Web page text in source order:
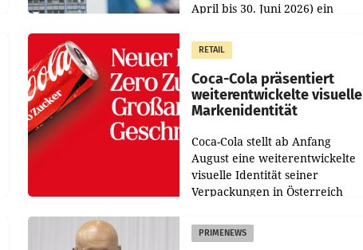
April bis 30. Juni 2026) ein
Der Umsatz stieg im Vergleich
zur Vorjahresperiode
RETAIL
Coca-Cola präsentiert
weiterentwickelte visuelle
Markenidentität
Coca-Cola stellt ab Anfang
August eine weiterentwickelte
visuelle Identität seiner
Verpackungen in Österreich
Redesigns stehen zentrale
Gestaltungselemente
PRIMENEWS